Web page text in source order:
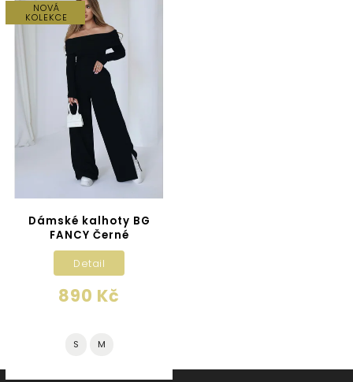
NOVÁ
KOLEKCE
Dámské kalhoty BG
FANCY Černé
890 Kč
Detail
S M